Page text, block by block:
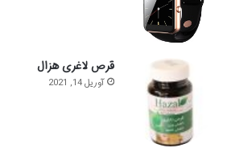
قرص لاغری هزال
آوریل 14, 2021